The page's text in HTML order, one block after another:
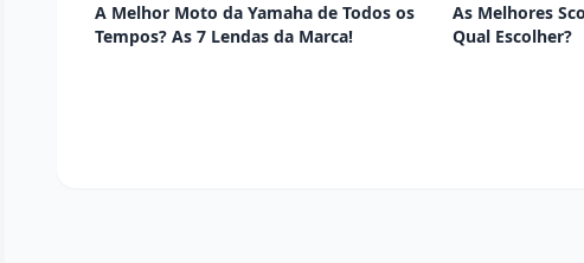
A Melhor Moto da Yamaha de Todos os
Tempos? As 7 Lendas da Marca!
As Melhores
Qual Escolher?